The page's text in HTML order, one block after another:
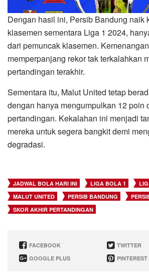
Dengan hasil ini, Persib Bandung naik
klasemen sementara Liga 1 2024,
dari pemuncak klasemen.
memperpanjang rekor tak terkalahkan
pertandingan terakhir.
Sementara itu, Malut United tetap
dengan hanya mengumpulkan 12 poin
pertandingan. Kekalahan ini menjadi
mereka untuk segera bangkit demi
degradasi.
JADWAL BOLA HARI INI LIGA BOLA 1
MALUT UNITED
PERSIB BANDUNG
SKOR AKHIR PERTANDINGAN
FACEBOOK
TWITTER
GOOGLE PLUS
PINTEREST